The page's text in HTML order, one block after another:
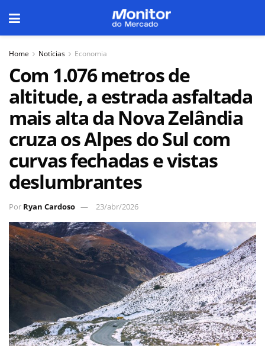
Home Notícias Economia
Com 1.076 metros de
altitude, a estrada asfaltada
mais alta da Nova Zelândia
cruza os Alpes do Sul com
curvas fechadas e vistas
deslumbrantes
Por Ryan Cardoso 23/abr/2026